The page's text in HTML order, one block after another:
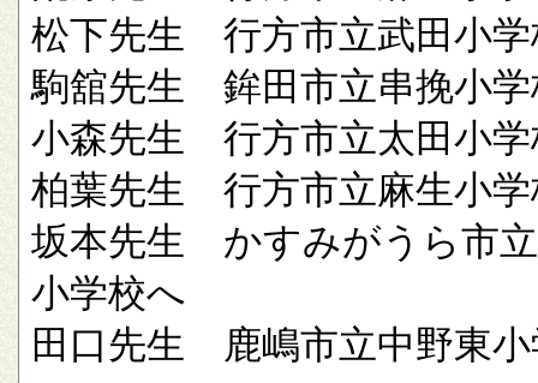
松下先生 行方市立武田小学
駒舘先生 鉾田市立串挽小学
小森先生 行方市立太田小学
柏葉先生 行方市立麻生小学
坂本先生 かすみがうら市
小学校へ
田口先生 鹿嶋市立中野東小